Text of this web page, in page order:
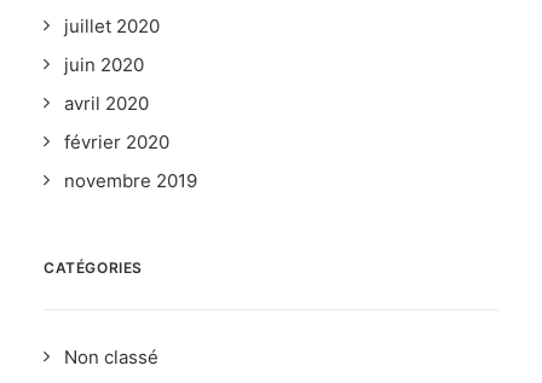
juillet 2020
juin 2020
avril 2020
février 2020
novembre 2019
CATÉGORIES
Non classé